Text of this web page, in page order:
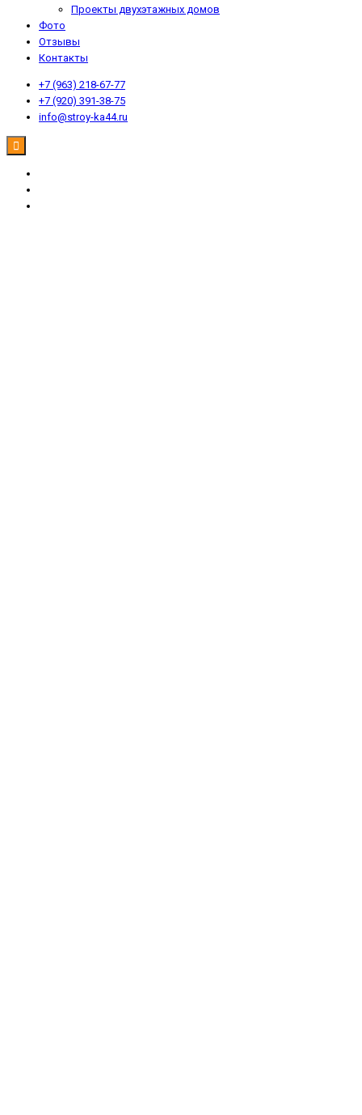
Проекты двухэтажных домов
Фото
Отзывы
Контакты
+7 (963) 218-67-77
+7 (920) 391-38-75
info@stroy-ka44.ru
